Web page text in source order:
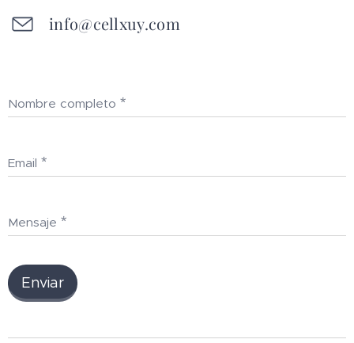
info@cellxuy.com
Nombre completo
Email
Mensaje
Enviar